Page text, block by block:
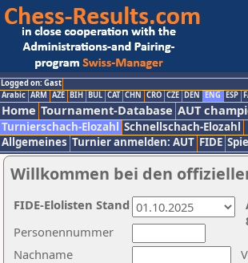
Logged on: Gast
Arabic ARM AZE BIH BUL CAT CHN CRO CZE DEN ENG ESP
Home Tournament-Database AUT
Turnierschach-Elozahl Schnellschach-Elozahl
Allgemeines Turnier anmelden: AUT FIDE
Willkommen bei den
Nachname
Personennummer
FIDE-Elolisten Stand